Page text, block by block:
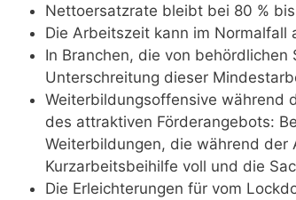
Nettoersatzrate bleibt bei 80 %
Die Arbeitszeit kann im
In Branchen, die von
Unterschreitung dieser
Weiterbildungsoffensive während
des attraktiven Förderangebots:
Weiterbildungen, die während
Kurzarbeitsbeihilfe voll und die
Die Erleichterungen für vom